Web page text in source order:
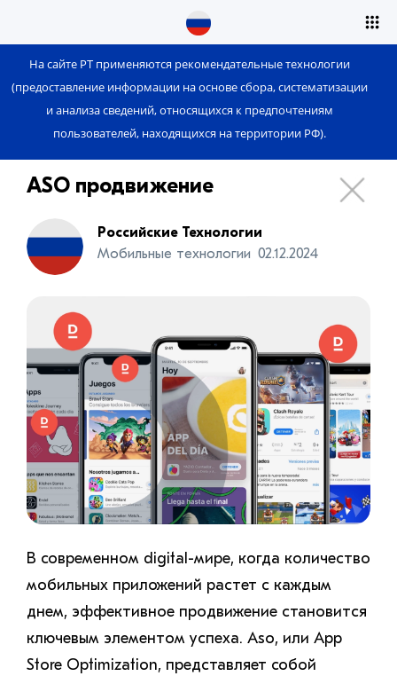
На сайте РТ применяются рекомендательные технологии
(предоставление информации на основе сбора, систематизации
и анализа сведений, относящихся к предпочтениям
пользователей, находящихся на территории РФ).
ASO продвижение
Российские Технологии
Мобильные технологии 02.12.2024
В современном digital-мире, когда количество
мобильных приложений растет с каждым
днем, эффективное продвижение становится
ключевым элементом успеха. Aso, или App
Store Optimization, представляет собой